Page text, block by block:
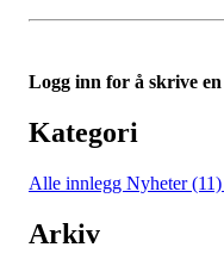
Logg inn for å skrive
Kategori
Alle innlegg Nyheter (11)
Arkiv